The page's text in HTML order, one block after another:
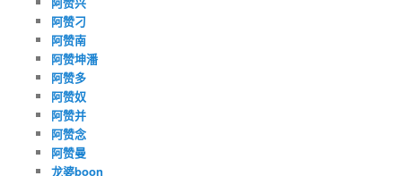
阿赞刁
阿赞南
阿赞坤潘
阿赞多
阿赞奴
阿赞并
阿赞念
阿赞曼
龙婆boon